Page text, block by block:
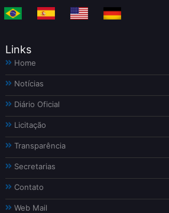
Links
Home
Notícias
Diário Oficial
Licitação
Transparência
Secretarias
Contato
Web Mail